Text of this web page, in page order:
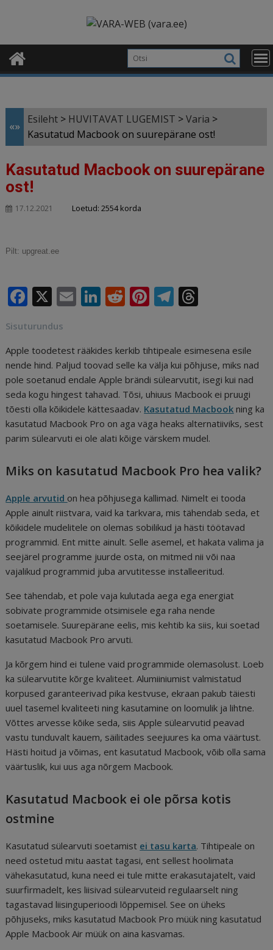
«»
Esileht > HUVITAVAT LUGEMIST >Varia >
Kasutatud Macbook on suurepärane ost!
Kasutatud Macbook on suurepärane
ost!
17.12.2021 Loetud: 2554 korda
Pilt: upgreat.ee
F
c
e
b
o
o
k
X E
l
Li
e
dI
n
R
di
t
Pi
r
e
st
T
g
ra
m
e
a
d
s
Sisuturundus
Apple toodetest rääkides kerkib tihtipeale esimesena esile
nende hind. Paljud toovad selle ka välja kui põhjuse, miks nad
pole soetanud endale Apple brändi sülearvutit, isegi kui nad
seda kogu hingest tahavad. Tõsi, uhiuus Macbook ei pruugi
tõesti olla kõikidele kättesaadav. Kasutatud Macbook ning ka
kasutatud Macbook Pro on aga väga heaks alternatiiviks, sest
parim sülearvuti ei ole alati kõige värskem mudel.
Miks on kasutatud Macbook Pro hea valik?
Apple arvutid on hea põhjusega kallimad. Nimelt ei tooda
Apple ainult riistvara, vaid ka tarkvara, mis tähendab seda, et
kõikidele mudelitele on olemas sobilikud ja hästi töötavad
programmid. Ent mitte ainult. Selle asemel, et hakata valima ja
seejärel programme juurde osta, on mitmed nii või naa
vajalikud programmid juba arvutitesse installeeritud.
See tähendab, et pole vaja kulutada aega ega energiat
sobivate programmide otsimisele ega raha nende
soetamisele. Suurepärane eelis, mis kehtib ka siis, kui soetad
kasutatud Macbook Pro arvuti.
Ja kõrgem hind ei tulene vaid programmide olemasolust. Loeb
ka sülearvutite kõrge kvaliteet. Alumiiniumist valmistatud
korpused garanteerivad pika kestvuse, ekraan pakub täiesti
uuel tasemel kvaliteeti ning kasutamine on loomulik ja lihtne.
Võttes arvesse kõike seda, siis Apple sülearvutid peavad
vastu tunduvalt kauem, säilitades seejuures ka oma väärtust.
Hästi hoitud ja võimas, ent kasutatud Macbook, võib olla sama
väärtuslik, kui uus aga nõrgem Macbook.
Kasutatud Macbook ei ole põrsa kotis
ostmine
Kasutatud sülearvuti soetamist ei tasu karta. Tihtipeale on
need ostetud mitu aastat tagasi, ent sellest hoolimata
vähekasutatud, kuna need ei tule mitte erakasutajatelt, vaid
suurfirmadelt, kes liisivad sülearvuteid regulaarselt ning
tagastavad liisinguperioodi lõppemisel. See on üheks
põhjuseks, miks kasutatud Macbook Pro müük ning kasutatud
Apple Macbook Air müük on aina kasvamas.